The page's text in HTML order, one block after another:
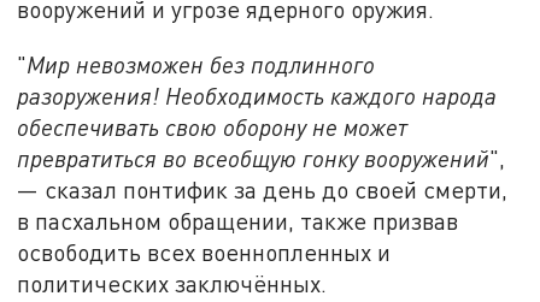
вооружений и угрозе ядерного оружия.
"Мир невозможен без подлинного
разоружения! Необходимость каждого народа
обеспечивать свою оборону не может
превратиться во всеобщую гонку вооружений",
— сказал понтифик за день до своей смерти,
в пасхальном обращении, также призвав
освободить всех военнопленных и
политических заключённых.